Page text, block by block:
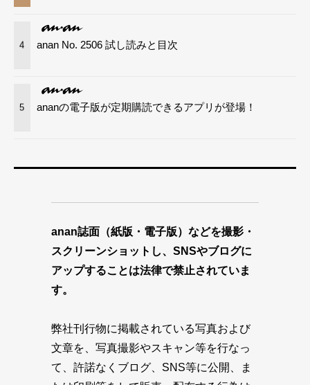
4 anan No. 2506 試し読みと目次
5 ananの電子版が定期購読できるアプリが登場！
anan誌面（紙版・電子版）などを撮影・
スクリーンショットし、SNSやブログに
アップすることは法律で禁止されていま
す。
弊社刊行物に掲載されている写真および
文章を、写真撮影やスキャン等を行なっ
て、許諾なくブログ、SNS等に公開、ま